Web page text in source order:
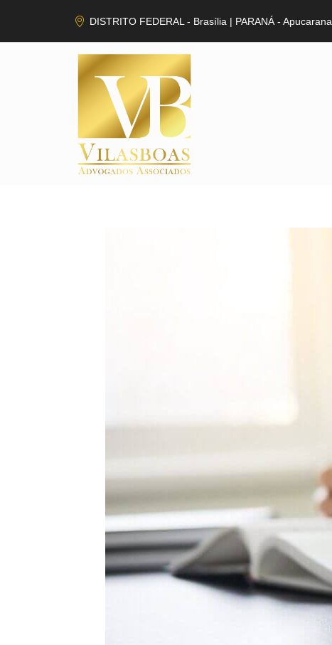
DISTRITO FEDERAL - Brasília | PARANÁ - Apucarana